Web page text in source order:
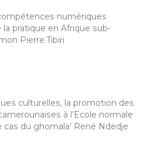
numériques
la pratique en Afrique sub-
Pierre Tibiri
culturelles, la promotion des
à l’Ecole normale
du ghomala’ René Ndedje